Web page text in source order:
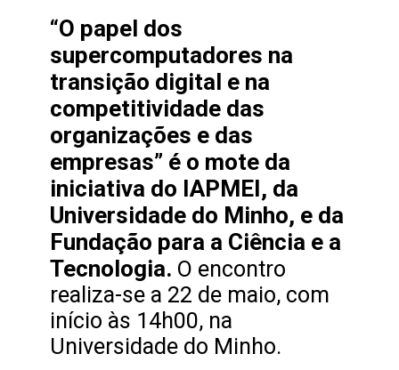
“O papel dos
supercomputadores na
transição digital e na
competitividade das
organizações e das
empresas” é o mote da
iniciativa do IAPMEI, da
Universidade do Minho, e da
Fundação para a Ciência e a
Tecnologia. O encontro
realiza-se a 22 de maio, com
início às 14h00, na
Universidade do Minho.